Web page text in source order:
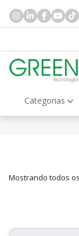
Categorias
Mostrando todos